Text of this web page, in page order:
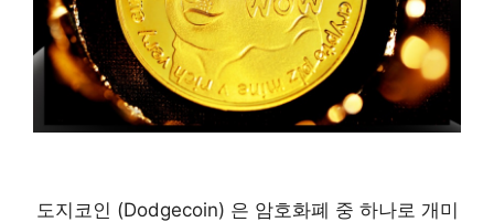
도지코인 (Dodgecoin) 은 암호화폐 중 하나로 개미